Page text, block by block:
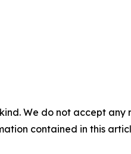
We do not accept
contained in this